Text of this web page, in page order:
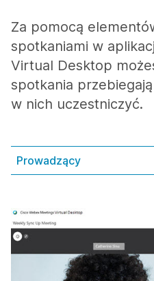
Za pomocą
spotkaniami w
Virtual Desktop
spotkania
w nich uczestniczyć.
Prowadzący